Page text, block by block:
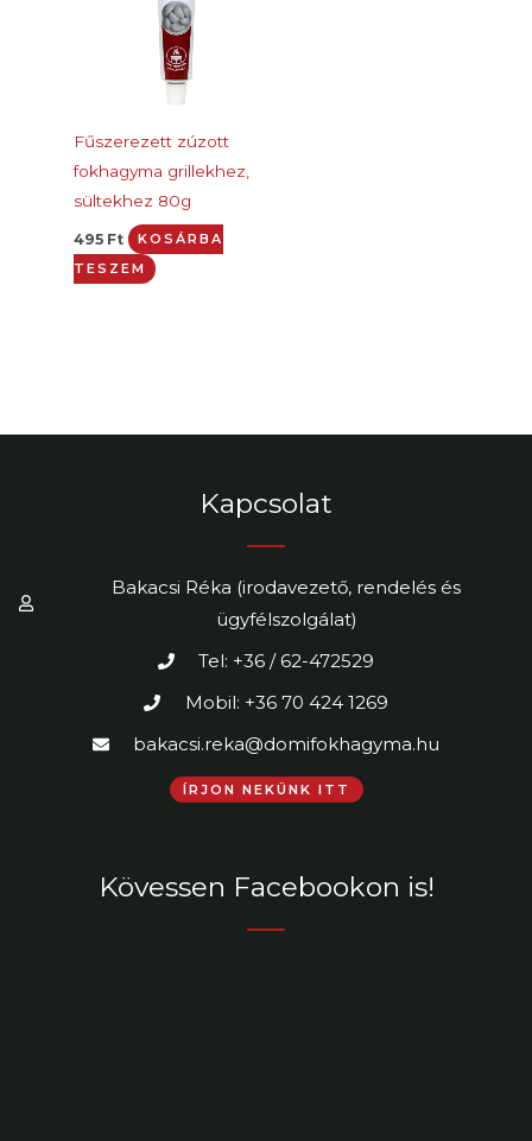
Fűszerezett zúzott
fokhagyma grillekhez,
sültekhez 80g
495 Ft
KOSÁRBA
TESZEM
Kapcsolat
Bakacsi Réka (irodavezető, rendelés és
ügyfélszolgálat)
Tel: +36 / 62-472529
Mobil: +36 70 424 1269
bakacsi.reka@domifokhagyma.hu
ÍRJON NEKÜNK ITT
Kövessen Facebookon is!